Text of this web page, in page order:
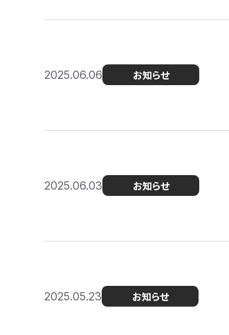
2025.06.06 お知らせ
2025.06.03 お知らせ
2025.05.23 お知らせ